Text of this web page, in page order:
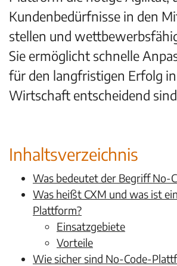
Kundenbedürfnisse in den
stellen und
Sie ermöglicht schnelle
für den langfristigen Erfolg
Wirtschaft entscheidend
Inhaltsverzeichnis
Was bedeutet der Begriff No-
Was heißt CXM und was ist
Plattform?
Einsatzgebiete
Vorteile
Wie sicher sind No-Code-